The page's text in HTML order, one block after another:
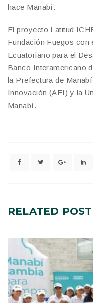
hace Manabí.
El proyecto Latitud
Fundación Fuegos con
Ecuatoriano para el
Banco Interamericano
la Prefectura de
Innovación (AEI) y la
Manabí.
RELATED POST